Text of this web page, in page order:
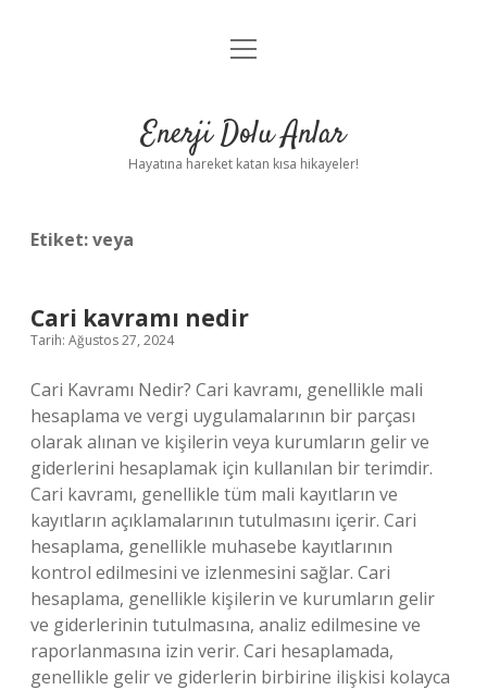
Anasayfa
Yasal Uyarı
menüyü
Enerji Dolu Anlar
Hayatına hareket katan kısa hikayeler!
Etiket:veya
Cari kavramı nedir
Tarih: Ağustos 27, 2024
Cari Kavramı Nedir? Cari kavramı, genellikle mali
hesaplama ve vergi uygulamalarının bir parçası
olarak alınan ve kişilerin veya kurumların gelir ve
giderlerini hesaplamak için kullanılan bir terimdir.
Cari kavramı, genellikle tüm mali kayıtların ve
kayıtların açıklamalarının tutulmasını içerir. Cari
hesaplama, genellikle muhasebe kayıtlarının
kontrol edilmesini ve izlenmesini sağlar. Cari
hesaplama, genellikle kişilerin ve kurumların gelir
ve giderlerinin tutulmasına, analiz edilmesine ve
raporlanmasına izin verir. Cari hesaplamada,
genellikle gelir ve giderlerin birbirine ilişkisi kolayca